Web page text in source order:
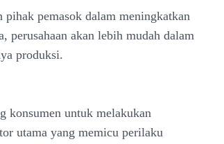
pemasok dalam meningkatkan
perusahaan akan lebih mudah dalam
produksi.
konsumen untuk melakukan
utama yang memicu perilaku